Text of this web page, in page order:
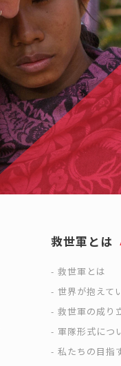
救世軍とは
救世軍とは
世界が抱えて
救世軍の成り
軍隊形式につ
私たちの目指